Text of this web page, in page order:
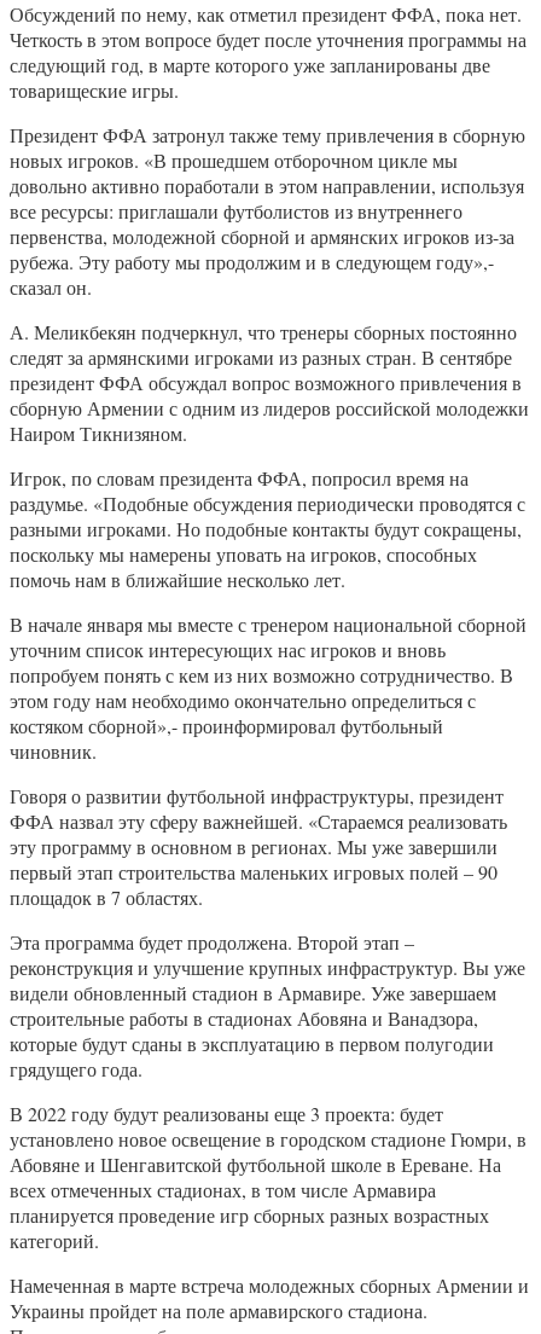
Обсуждений по нему, как отметил президент ФФА, пока нет.
Четкость в этом вопросе будет после уточнения программы на
следующий год, в марте которого уже запланированы две
товарищеские игры.
Президент ФФА затронул также тему привлечения в сборную
новых игроков. «В прошедшем отборочном цикле мы
довольно активно поработали в этом направлении, используя
все ресурсы: приглашали футболистов из внутреннего
первенства, молодежной сборной и армянских игроков из-за
рубежа. Эту работу мы продолжим и в следующем году»,-
сказал он.
А. Меликбекян подчеркнул, что тренеры сборных постоянно
следят за армянскими игроками из разных стран. В сентябре
президент ФФА обсуждал вопрос возможного привлечения в
сборную Армении с одним из лидеров российской молодежки
Наиром Тикнизяном.
Игрок, по словам президента ФФА, попросил время на
раздумье. «Подобные обсуждения периодически проводятся с
разными игроками. Но подобные контакты будут сокращены,
поскольку мы намерены уповать на игроков, способных
помочь нам в ближайшие несколько лет.
В начале января мы вместе с тренером национальной сборной
уточним список интересующих нас игроков и вновь
попробуем понять с кем из них возможно сотрудничество. В
этом году нам необходимо окончательно определиться с
костяком сборной»,- проинформировал футбольный
чиновник.
Говоря о развитии футбольной инфраструктуры, президент
ФФА назвал эту сферу важнейшей. «Стараемся реализовать
эту программу в основном в регионах. Мы уже завершили
первый этап строительства маленьких игровых полей – 90
площадок в 7 областях.
Эта программа будет продолжена. Второй этап –
реконструкция и улучшение крупных инфраструктур. Вы уже
видели обновленный стадион в Армавире. Уже завершаем
строительные работы в стадионах Абовяна и Ванадзора,
которые будут сданы в эксплуатацию в первом полугодии
грядущего года.
В 2022 году будут реализованы еще 3 проекта: будет
установлено новое освещение в городском стадионе Гюмри, в
Абовяне и Шенгавитской футбольной школе в Ереване. На
всех отмеченных стадионах, в том числе Армавира
планируется проведение игр сборных разных возрастных
категорий.
Намеченная в марте встреча молодежных сборных Армении и
Украины пройдет на поле армавирского стадиона.